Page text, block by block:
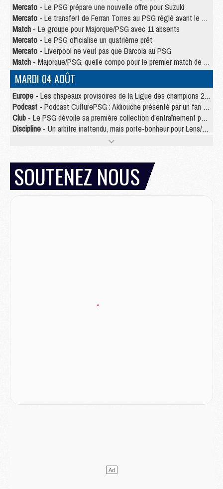
Mercato - Le PSG prépare une nouvelle offre pour Suzuki
Mercato - Le transfert de Ferran Torres au PSG réglé avant le 12 août ?
Match - Le groupe pour Majorque/PSG avec 11 absents
Mercato - Le PSG officialise un quatrième prêt
Mercato - Liverpool ne veut pas que Barcola au PSG
Match - Majorque/PSG, quelle compo pour le premier match de la saison 2026/27 ?
MARDI 04 AOÛT
Europe - Les chapeaux provisoires de la Ligue des champions 2026/27
Podcast - Podcast CulturePSG : Akliouche présenté par un fan de Monaco
Club - Le PSG dévoile sa première collection d'entraînement pour 2026/2027
Discipline - Un arbitre inattendu, mais porte-bonheur pour Lens/PSG
- Majorque/PSG, sur quelle chaine et à quelle heure regarder le match ?
Mercato- Le tableau mercato du PSG (été 2026)
Mercato- L'Ajax refuse la première offre du PSG pour Godts
Mercato- Le PSG veut accélérer, Ferran Torres temporise
- Gros coup dur pour Aston Villa avant de croiser le PSG
- Le transfert de Mika Godts au PSG en bonne voie
SOUTENEZ NOUS